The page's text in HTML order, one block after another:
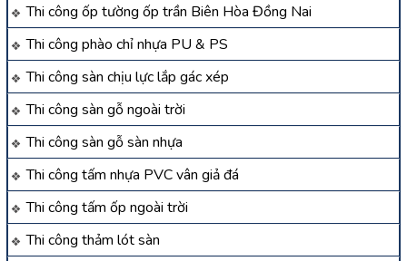
Thi công ốp tường ốp trần Biên Hòa Đồng Nai
Thi công phào chỉ nhựa PU & PS
Thi công sàn chịu lực lắp gác xép
Thi công sàn gỗ ngoài trời
Thi công sàn gỗ sàn nhựa
Thi công tấm nhựa PVC vân giả đá
Thi công tấm ốp ngoài trời
Thi công thảm lót sàn